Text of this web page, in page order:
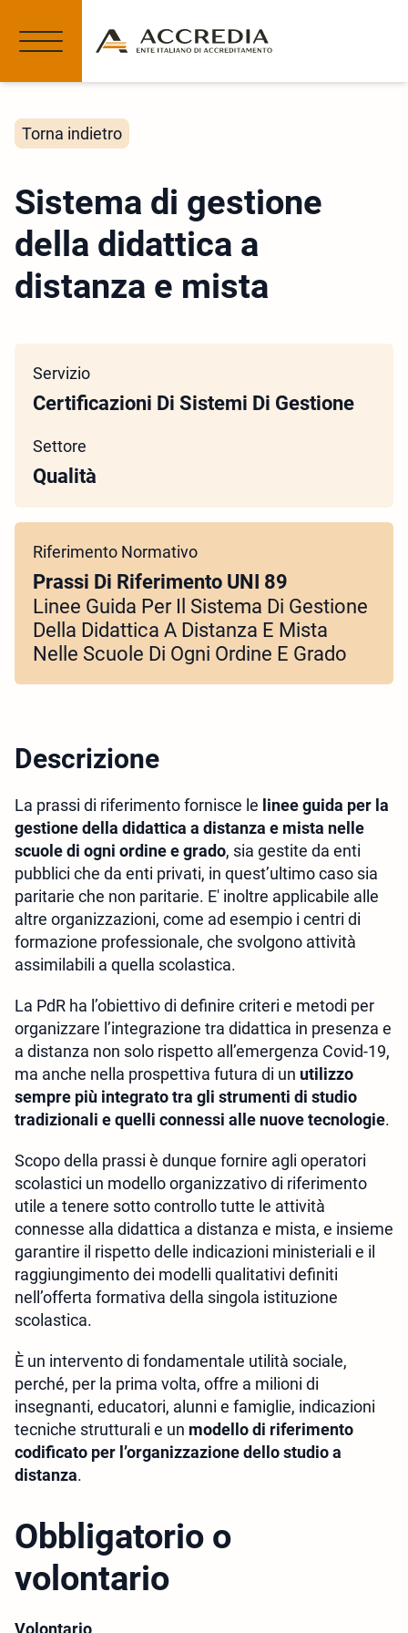
Torna indietro
Sistema di gestione
della didattica a
distanza e mista
Servizio
Certificazioni Di Sistemi Di Gestione
Settore
Qualità
Riferimento Normativo
Prassi Di Riferimento UNI 89
Linee Guida Per Il Sistema Di Gestione
Della Didattica A Distanza E Mista
Nelle Scuole Di Ogni Ordine E Grado
Descrizione
La prassi di riferimento fornisce le linee guida per la
gestione della didattica a distanza e mista nelle
scuole di ogni ordine e grado, sia gestite da enti
pubblici che da enti privati, in quest’ultimo caso sia
paritarie che non paritarie. E' inoltre applicabile alle
altre organizzazioni, come ad esempio i centri di
formazione professionale, che svolgono attività
assimilabili a quella scolastica.
La PdR ha l’obiettivo di definire criteri e metodi per
organizzare l’integrazione tra didattica in presenza e
a distanza non solo rispetto all’emergenza Covid-19,
ma anche nella prospettiva futura di un utilizzo
sempre più integrato tra gli strumenti di studio
tradizionali e quelli connessi alle nuove tecnologie.
Scopo della prassi è dunque fornire agli operatori
scolastici un modello organizzativo di riferimento
utile a tenere sotto controllo tutte le attività
connesse alla didattica a distanza e mista, e insieme
garantire il rispetto delle indicazioni ministeriali e il
raggiungimento dei modelli qualitativi definiti
nell’offerta formativa della singola istituzione
scolastica.
È un intervento di fondamentale utilità sociale,
perché, per la prima volta, offre a milioni di
insegnanti, educatori, alunni e famiglie, indicazioni
tecniche strutturali e un modello di riferimento
codificato per l ’organizzazione dello studio a
distanza.
Obbligatorio o
volontario
Volontario